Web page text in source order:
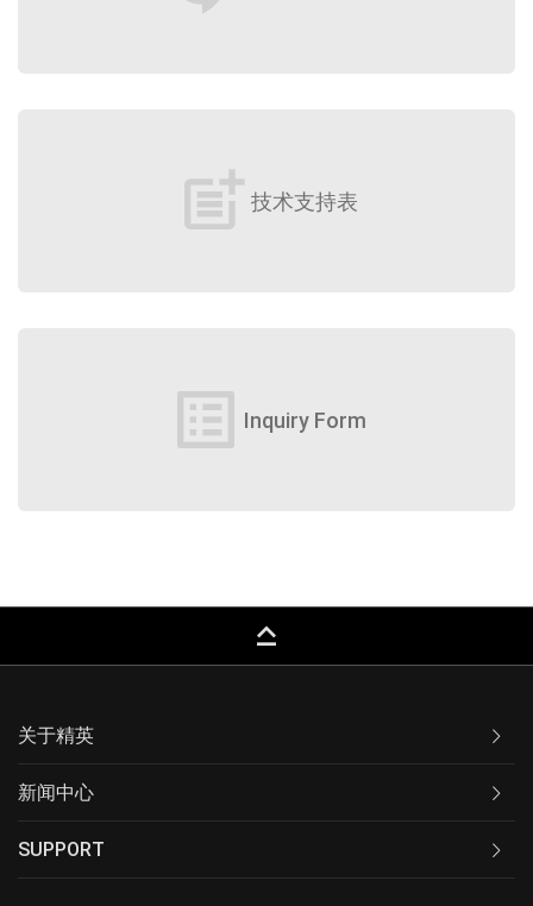
post_add 技术支持表
list_alt Inquiry Form
keyboard_capslock
关于精英
新闻中心
SUPPORT